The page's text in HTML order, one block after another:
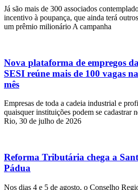
Já são mais de 300 associados
incentivo à poupança, que ainda terá
um prêmio milionário A campanha
Nova plataforma de empregos
SESI reúne mais de 100 vagas
mês
Empresas de toda a cadeia industrial e
quaisquer instituições podem se cadastrar
Rio, 30 de julho de 2026
Reforma Tributária chega a
Pádua
Nos dias 4 e 5 de agosto, o Conselho